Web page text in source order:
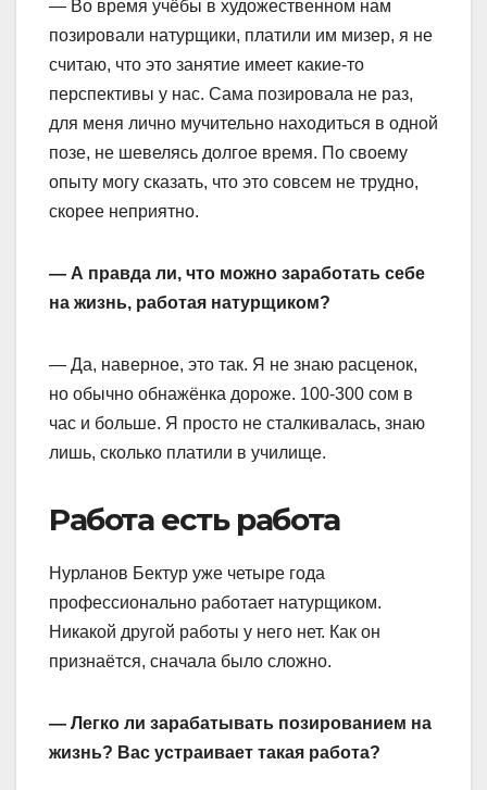
— Во время учёбы в художественном нам
позировали натурщики, платили им мизер, я не
считаю, что это занятие имеет какие-то
перспективы у нас. Сама позировала не раз,
для меня лично мучительно находиться в одной
позе, не шевелясь долгое время. По своему
опыту могу сказать, что это совсем не трудно,
скорее неприятно.
— А правда ли, что можно заработать себе
на жизнь, работая натурщиком?
— Да, наверное, это так. Я не знаю расценок,
но обычно обнажёнка дороже. 100-300 сом в
час и больше. Я просто не сталкивалась, знаю
лишь, сколько платили в училище.
Работа есть работа
Нурланов Бектур уже четыре года
профессионально работает натурщиком.
Никакой другой работы у него нет. Как он
признаётся, сначала было сложно.
— Легко ли зарабатывать позированием на
жизнь? Вас устраивает такая работа?